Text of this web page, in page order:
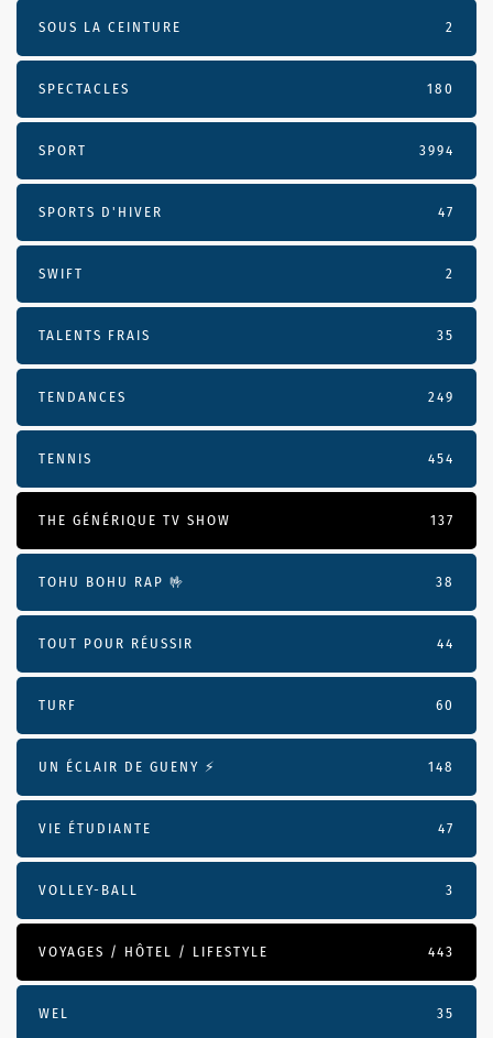
SOUS LA CEINTURE 2
SPECTACLES 180
SPORT 3994
SPORTS D'HIVER 47
SWIFT 2
TALENTS FRAIS 35
TENDANCES 249
TENNIS 454
THE GÉNÉRIQUE TV SHOW 137
TOHU BOHU RAP 🤟 38
TOUT POUR RÉUSSIR 44
TURF 60
UN ÉCLAIR DE GUENY ⚡️ 148
VIE ÉTUDIANTE 47
VOLLEY-BALL 3
VOYAGES / HÔTEL / LIFESTYLE 443
WEL 35